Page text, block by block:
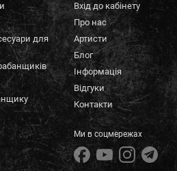
для
Вхід до кабінету
Про нас
Артисти
Блог
Інформація
Відгуки
Контакти
Ми в соцмережах